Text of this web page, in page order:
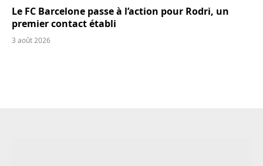
Le FC Barcelone passe à l’action pour Rodri, un
premier contact établi
3 août 2026